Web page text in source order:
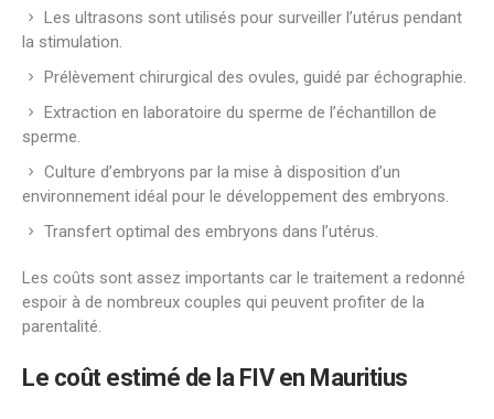
Les ultrasons sont utilisés pour surveiller l’utérus pendant
la stimulation.
Prélèvement chirurgical des ovules, guidé par échographie.
Extraction en laboratoire du sperme de l’échantillon de
sperme.
Culture d’embryons par la mise à disposition d’un
environnement idéal pour le développement des embryons.
Transfert optimal des embryons dans l’utérus.
Les coûts sont assez importants car le traitement a redonné
espoir à de nombreux couples qui peuvent profiter de la
parentalité.
Le coût estimé de la FIV en Mauritius